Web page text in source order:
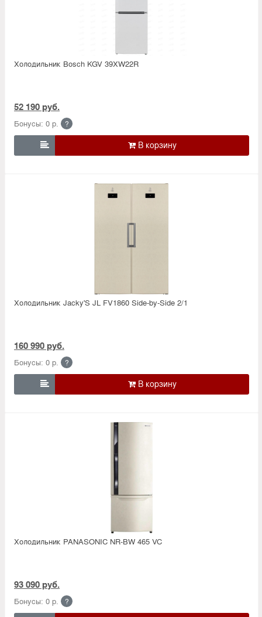
Холодильник Bosсh KGV 39XW22R
52 190 руб.
Бонусы: 0 р. ?

Холодильник Jacky'S JL FV1860 Side-by-Side 2/1
160 990 руб.
Бонусы: 0 р. ?

Холодильник PANASONIC NR-BW 465 VC
93 090 руб.
Бонусы: 0 р. ?